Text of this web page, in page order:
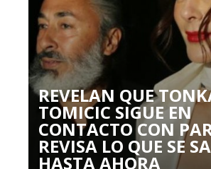
REVELAN QUE
TOMICIC SIGUE EN
CONTACTO CON
REVISA LO QUE SE
HASTA AHORA